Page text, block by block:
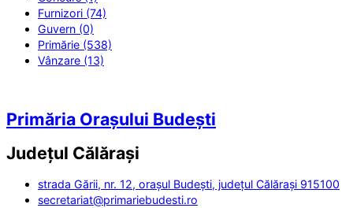
Furnizori (74)
Guvern (0)
Primărie (538)
Vânzare (13)
Primăria Orașului Budești
Județul Călărași
strada Gării, nr. 12, orașul Budești, județul Călărași 915100
secretariat@primariebudesti.ro